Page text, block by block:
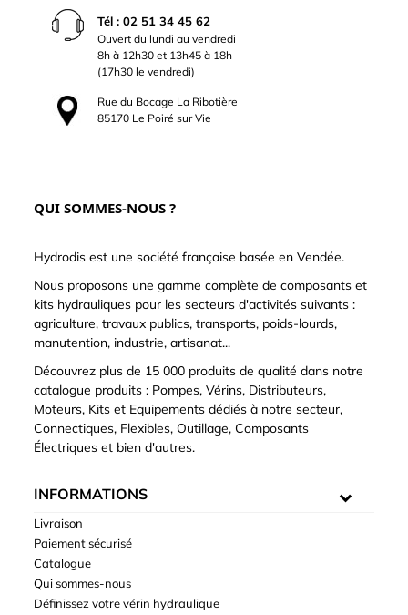
Tél : 02 51 34 45 62
Ouvert du lundi au vendredi
8h à 12h30 et 13h45 à 18h
(17h30 le vendredi)
Rue du Bocage La Ribotière
85170 Le Poiré sur Vie
QUI SOMMES-NOUS ?
Hydrodis est une société française basée en Vendée.
Nous proposons une gamme complète de composants et
kits hydrauliques pour les secteurs d'activités suivants :
agriculture, travaux publics, transports, poids-lourds,
manutention, industrie, artisanat...
Découvrez plus de 15 000 produits de qualité dans notre
catalogue produits : Pompes, Vérins, Distributeurs,
Moteurs, Kits et Equipements dédiés à notre secteur,
Connectiques, Flexibles, Outillage, Composants
Électriques et bien d'autres.
INFORMATIONS
Livraison
Paiement sécurisé
Catalogue
Qui sommes-nous
Définissez votre vérin hydraulique